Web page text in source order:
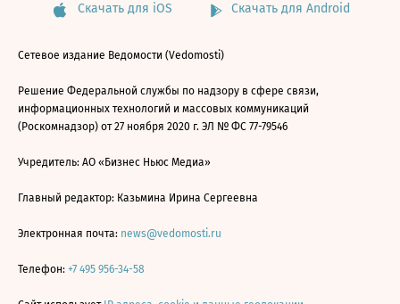
Скачать для iOS Скачать для Android
Сетевое издание Ведомости (Vedomosti)
Решение Федеральной службы по надзору в сфере связи,
информационных технологий и массовых коммуникаций
(Роскомнадзор) от 27 ноября 2020 г. ЭЛ № ФС 77-79546
Учредитель: АО «Бизнес Ньюс Медиа»
Главный редактор: Казьмина Ирина Сергеевна
Электронная почта: news@vedomosti.ru
Телефон: +7 495 956-34-58